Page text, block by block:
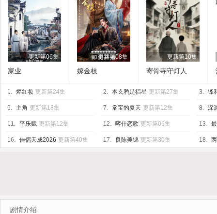
更新第06集
家业
更新第08集
嫁金枝
更新第10集
寄骨寺守灯人
1. 烬红妆 更新第24集 2. 本玄鸦是福星 更新第27集 3. 锋
6. 主角 更新第18集 7. 常宝的夏天 更新第12集 8. 深
11. 平乐赋 更新第12集 12. 喀什恋歌 更新第06集 13.
16. 佳偶天成2026 更新第40集 17. 良陈美锦 更新第30集 18.
剧情介绍